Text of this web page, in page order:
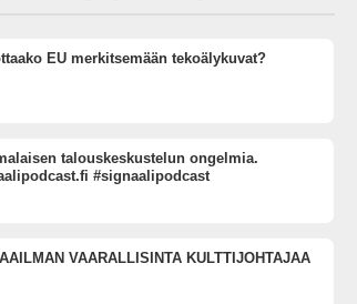
EU merkitsemään tekoälykuvat?
talouskeskustelun ongelmia.
#signaalipodcast
VAARALLISINTA KULTTIJOHTAJAA